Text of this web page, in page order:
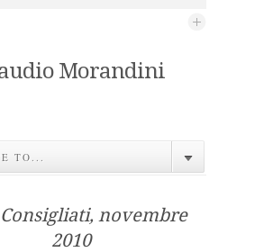
Morandini
TO...
novembre
2010